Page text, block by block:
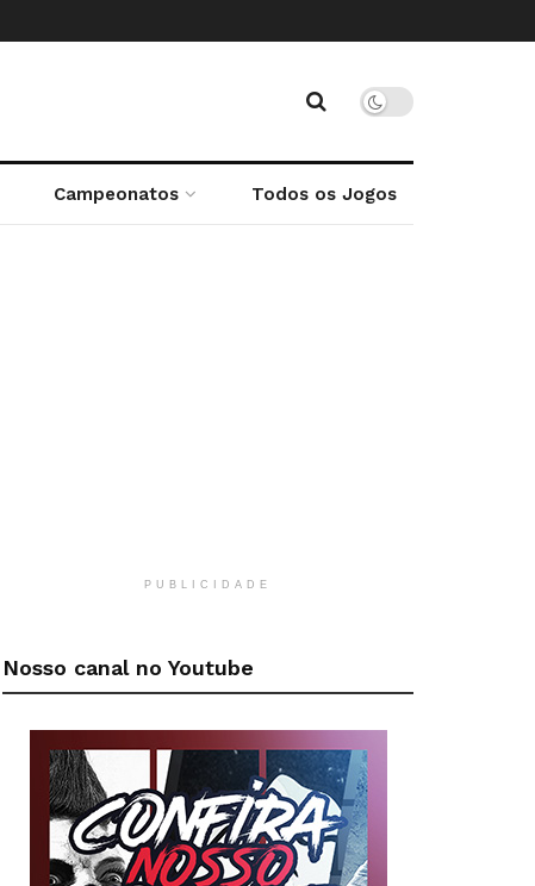
Campeonatos Todos os Jogos
PUBLICIDADE
Nosso canal no Youtube